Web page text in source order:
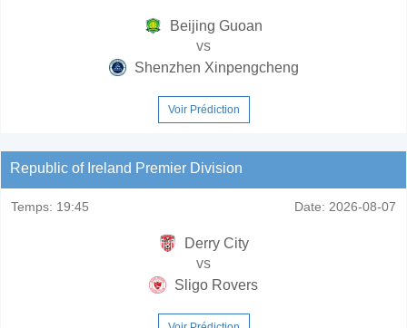
Beijing Guoan
vs
Shenzhen Xinpengcheng
Voir Prédiction
Republic of Ireland Premier Division
Temps: 19:45 Date: 2026-08-07
Derry City
vs
Sligo Rovers